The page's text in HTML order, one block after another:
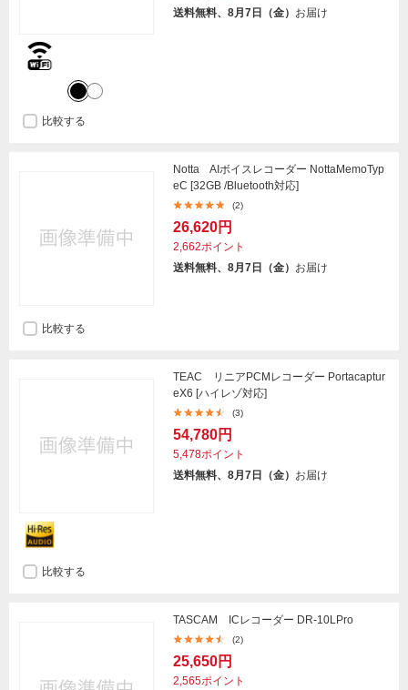
送料無料、8月7日（金） お届け
比較する
Notta AIボイスレコーダー NottaMemoTyp
eC [32GB /Bluetooth対応]
(2)
26,620円
2,662ポイント
送料無料、8月7日（金） お届け
比較する
TEAC リニアPCMレコーダー Portacaptur
eX6 [ハイレゾ対応]
(3)
54,780円
5,478ポイント
送料無料、8月7日（金） お届け
比較する
TASCAM ICレコーダー DR-10LPro
(2)
25,650円
2,565ポイント